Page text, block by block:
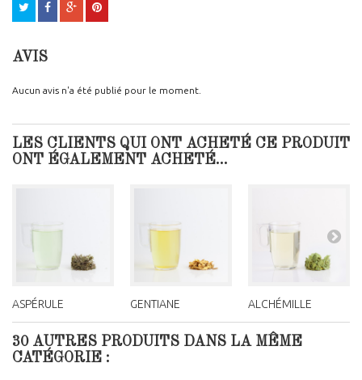
AVIS
Aucun avis n'a été publié pour le moment.
LES CLIENTS QUI ONT ACHETÉ CE PRODUIT
ONT ÉGALEMENT ACHETÉ...
ASPÉRULE GENTIANE ALCHÉMILLE
30 AUTRES PRODUITS DANS LA MÊME
CATÉGORIE :